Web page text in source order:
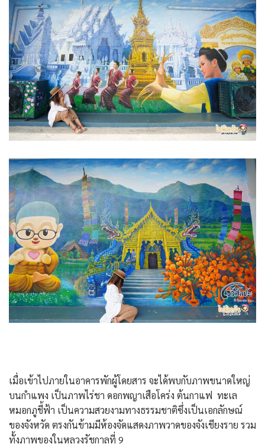
เมื่อเข้าไปภายในอาคารพักผู้โดยสาร จะได้พบกับภาพขนาดใหญ่
บนกำแพง เป็นภาพไร่ชา ดอกพญาเสือโคร่ง ต้นกาแฟ ทะเล
หมอกภูชี้ฟ้า เป็นความสวยงามทางธรรมชาติซึ่งเป็นเอกลักษณ์
ของจังหวัด ตรงกันข้ามมีห้องจัดแสดงภาพวาดของจังเชียงราย รวม
ทั้งภาพของในหลวงรัชกาลที่ 9